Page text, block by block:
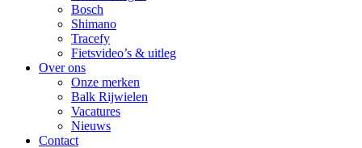
Bosch
Shimano
Tracefy
Fietsvideo’s & uitleg
Over ons
Onze merken
Balk Rijwielen
Vacatures
Nieuws
Contact